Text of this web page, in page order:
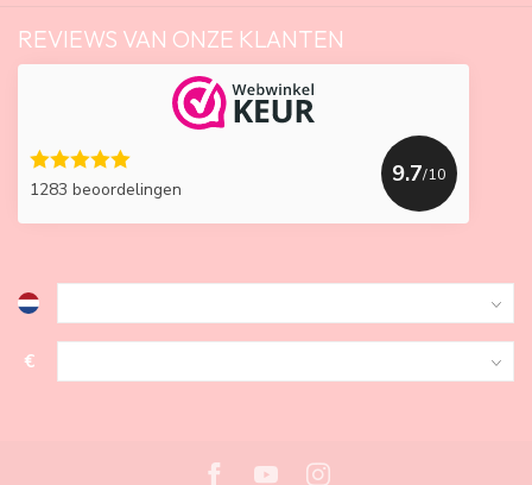
REVIEWS VAN ONZE KLANTEN
1283 beoordelingen
9.7/10
€